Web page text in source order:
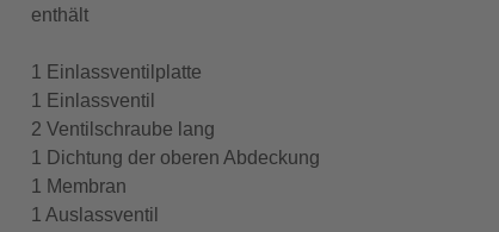
enthält
1 Einlassventilplatte
1 Einlassventil
2 Ventilschraube lang
1 Dichtung der oberen Abdeckung
1 Membran
1 Auslassventil